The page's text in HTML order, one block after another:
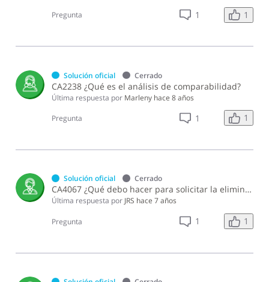
Pregunta 1 1
Solución oficial Cerrado
CA2238 ¿Qué es el análisis de comparabilidad?
Última respuesta por Marleny hace 8 años
Pregunta 1 1
Solución oficial Cerrado
CA4067 ¿Qué debo hacer para solicitar la eliminación del DIOR si fue presentada por error?
Última respuesta por JRS hace 7 años
Pregunta 1 1